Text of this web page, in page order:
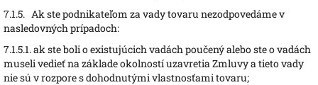
7.1.5. Ak ste podnikateľom za vady tovaru nezodpovedáme v
nasledovných prípadoch:
7.1.5.1.ak ste boli o existujúcich vadách poučený alebo ste o vadách
museli vedieť na základe okolností uzavretia Zmluvy a tieto vady
nie sú v rozpore s dohodnutými vlastnosťami tovaru;